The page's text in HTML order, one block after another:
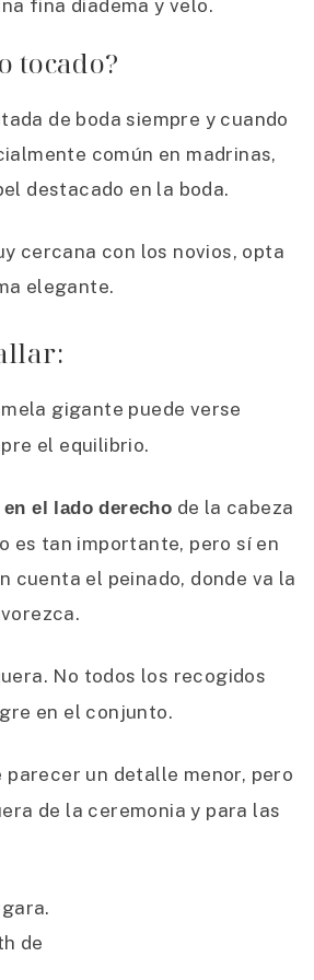
fina diadema y velo.
tocado?
de boda siempre y cuando
común en madrinas,
destacado en la boda.
cercana con los novios, opta
elegante.
gigante puede verse
el equilibrio.
en el lado derecho de la cabeza
es tan importante, pero sí en
cuenta el peinado, donde va la
No todos los recogidos
en el conjunto.
parecer un detalle menor, pero
de la ceremonia y para las
de